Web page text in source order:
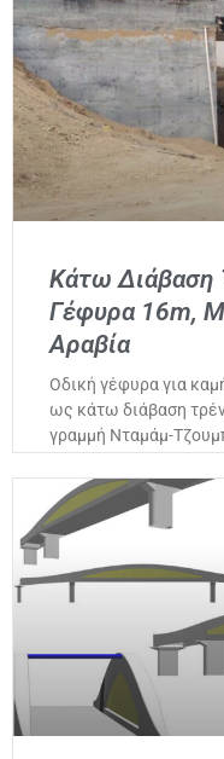
Κάτω Διάβαση
Γέφυρα 16m,
Αραβία
Οδική γέφυρα για
ως κάτω διάβαση
γραμμή Νταμάμ-